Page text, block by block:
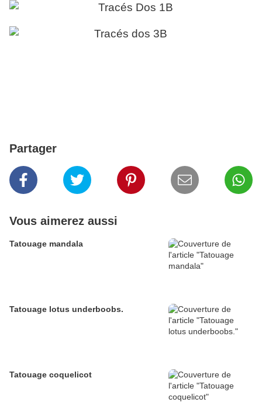
Partager
Vous aimerez aussi
Tatouage mandala
Tatouage lotus underboobs.
Tatouage coquelicot